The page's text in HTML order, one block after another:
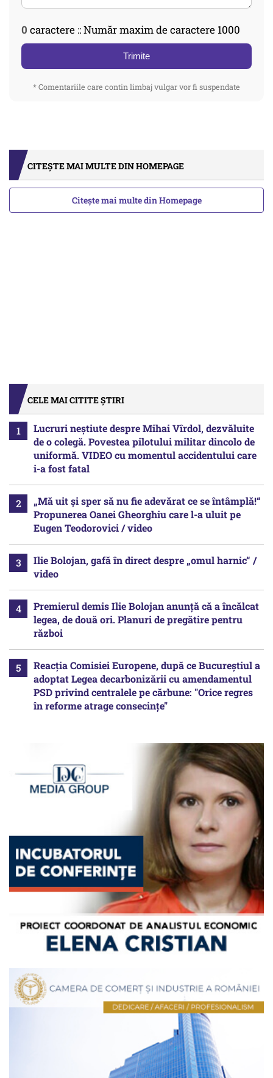
0 caractere :: Număr maxim de caractere 1000
Trimite
* Comentariile care contin limbaj vulgar vor fi suspendate
CITEȘTE MAI MULTE DIN HOMEPAGE
Citește mai multe din Homepage
CELE MAI CITITE ȘTIRI
Lucruri neștiute despre Mihai Vîrdol, dezvăluite
de o colegă. Povestea pilotului militar dincolo de
uniformă. VIDEO cu momentul accidentului care
i-a fost fatal
„Mă uit și sper să nu fie adevărat ce se întâmplă!“
Propunerea Oanei Gheorghiu care l-a uluit pe
Eugen Teodorovici / video
Ilie Bolojan, gafă în direct despre „omul harnic“ /
video
Premierul demis Ilie Bolojan anunță că a încălcat
legea, de două ori. Planuri de pregătire pentru
război
Reacția Comisiei Europene, după ce Bucureștiul a
adoptat Legea decarbonizării cu amendamentul
PSD privind centralele pe cărbune: "Orice regres
în reforme atrage consecințe"